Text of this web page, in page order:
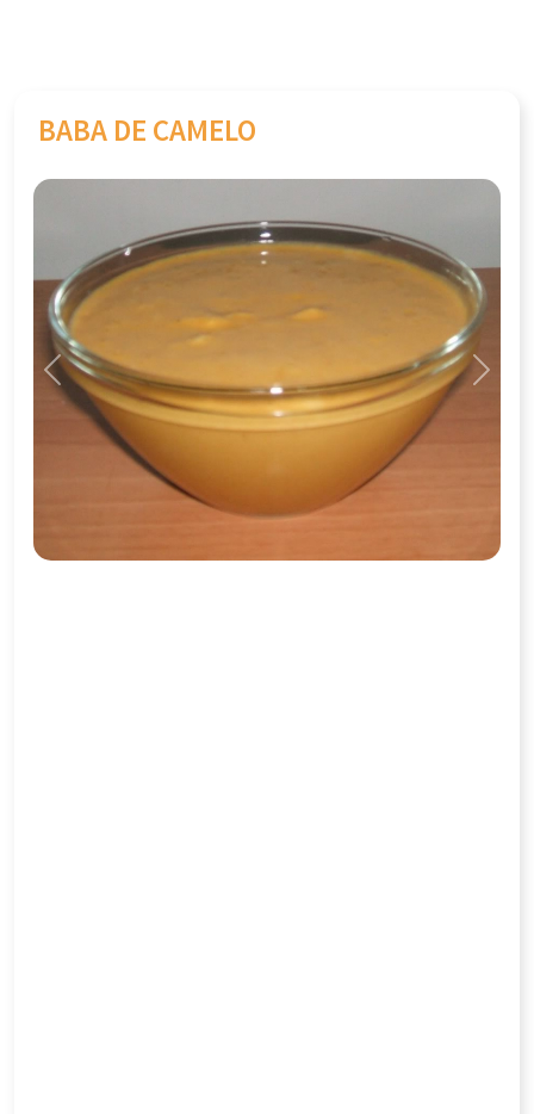
BABA DE CAMELO
Previous Next